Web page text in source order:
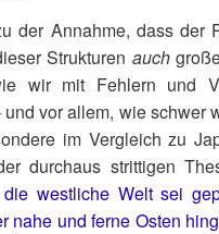
der Annah­me, dass der
Struk­tu­ren auch
wir mit Feh­lern und
und vor allem, wie schwer
im Ver­gleich zu
durch­aus strit­ti­gen
die west­li­che Welt sei
nahe und fer­ne Osten